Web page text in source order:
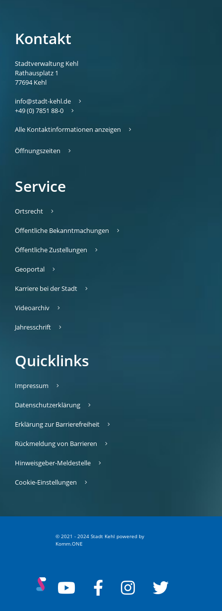
Kontakt
Stadtverwaltung Kehl
Rathausplatz 1
77694 Kehl
info@stadt-kehl.de
+49 (0) 7851 88-0
Alle Kontaktinformationen anzeigen
Öffnungszeiten
Service
Ortsrecht
Öffentliche Bekanntmachungen
Öffentliche Zustellungen
Geoportal
Karriere bei der Stadt
Videoarchiv
Jahresschrift
Quicklinks
Impressum
Datenschutzerklärung
Erklärung zur Barrierefreiheit
Rückmeldung von Barrieren
Hinweisgeber-Meldestelle
Cookie-Einstellungen
© 2021 - 2024 Stadt Kehl powered by
Komm.ONE